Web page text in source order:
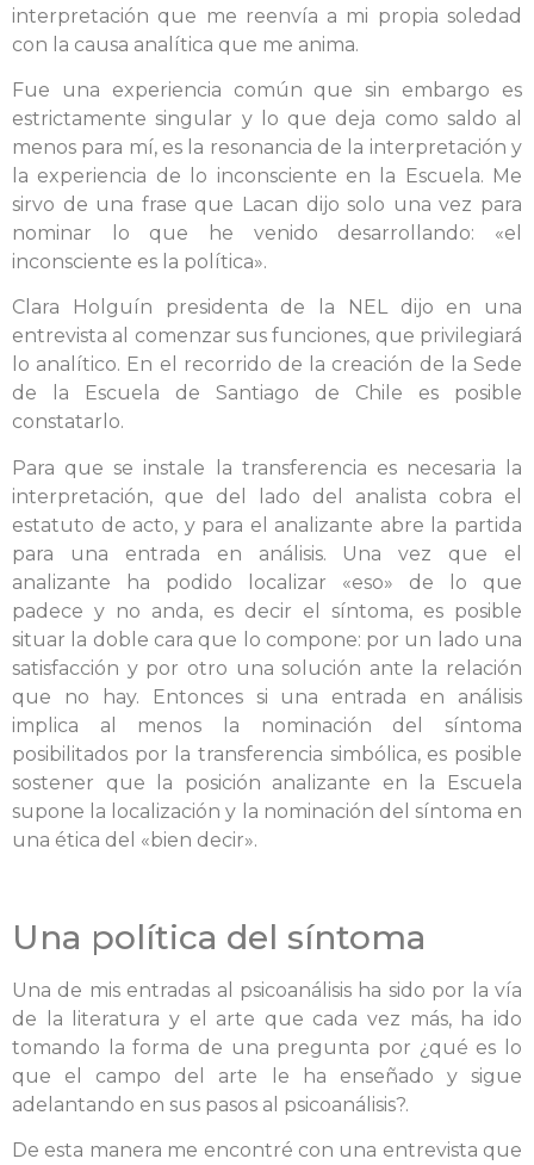
interpretación que me reenvía a mi propia soledad
con la causa analítica que me anima.
Fue una experiencia común que sin embargo es
estrictamente singular y lo que deja como saldo al
menos para mí, es la resonancia de la interpretación y
la experiencia de lo inconsciente en la Escuela. Me
sirvo de una frase que Lacan dijo solo una vez para
nominar lo que he venido desarrollando: «el
inconsciente es la política».
Clara Holguín presidenta de la NEL dijo en una
entrevista al comenzar sus funciones, que privilegiará
lo analítico. En el recorrido de la creación de la Sede
de la Escuela de Santiago de Chile es posible
constatarlo.
Para que se instale la transferencia es necesaria la
interpretación, que del lado del analista cobra el
estatuto de acto, y para el analizante abre la partida
para una entrada en análisis. Una vez que el
analizante ha podido localizar «eso» de lo que
padece y no anda, es decir el síntoma, es posible
situar la doble cara que lo compone: por un lado una
satisfacción y por otro una solución ante la relación
que no hay. Entonces si una entrada en análisis
implica al menos la nominación del síntoma
posibilitados por la transferencia simbólica, es posible
sostener que la posición analizante en la Escuela
supone la localización y la nominación del síntoma en
una ética del «bien decir».
Una política del síntoma
Una de mis entradas al psicoanálisis ha sido por la vía
de la literatura y el arte que cada vez más, ha ido
tomando la forma de una pregunta por ¿qué es lo
que el campo del arte le ha enseñado y sigue
adelantando en sus pasos al psicoanálisis?.
De esta manera me encontré con una entrevista que